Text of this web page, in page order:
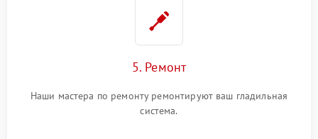
5. Ремонт
Наши мастера по ремонту ремонтируют ваш гладильная
система.